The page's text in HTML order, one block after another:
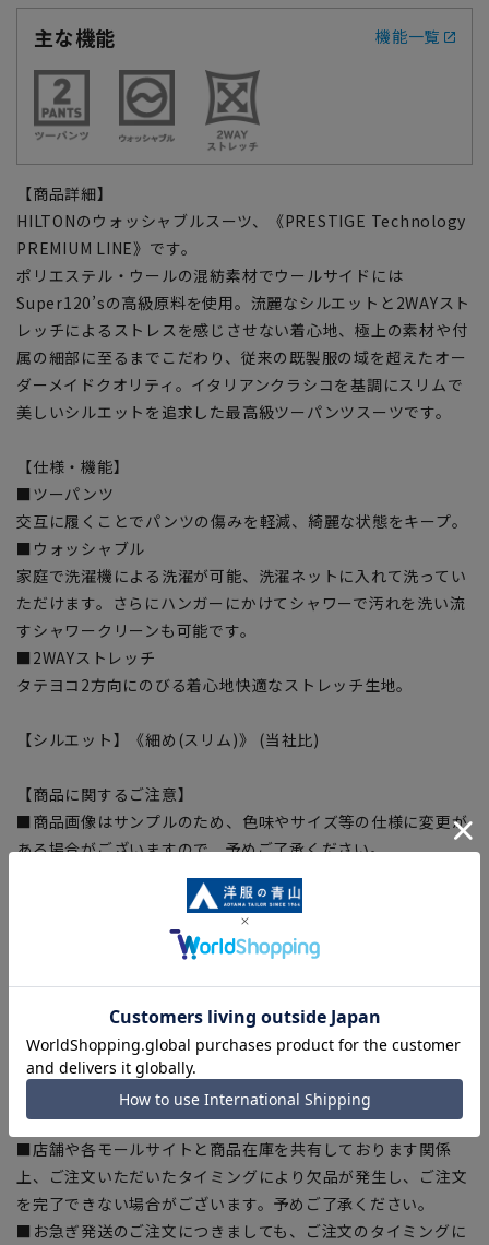
主な機能
機能一覧
【商品詳細】
HILTONのウォッシャブルスーツ、《PRESTIGE Technology
PREMIUM LINE》です。
ポリエステル・ウールの混紡素材でウールサイドには
Super120’sの高級原料を使用。流麗なシルエットと2WAYスト
レッチによるストレスを感じさせない着心地、極上の素材や付
属の細部に至るまでこだわり、従来の既製服の域を超えたオー
ダーメイドクオリティ。イタリアンクラシコを基調にスリムで
美しいシルエットを追求した最高級ツーパンツスーツです。
【仕様・機能】
■ツーパンツ
交互に履くことでパンツの傷みを軽減、綺麗な状態をキープ。
■ウォッシャブル
家庭で洗濯機による洗濯が可能、洗濯ネットに入れて洗ってい
ただけます。さらにハンガーにかけてシャワーで汚れを洗い流
すシャワークリーンも可能です。
■2WAYストレッチ
タテヨコ2方向にのびる着心地快適なストレッチ生地。
【シルエット】《細め(スリム)》 (当社比)
【商品に関するご注意】
■商品画像はサンプルのため、色味やサイズ等の仕様に変更が
ある場合がございますので、予めご了承ください。
■ゆとり感には個人差があります。サイズ表を確認の上、ご購
入の目安としてご利用ください。
■生地や仕様・デザインにより、着用感や実際のサイズ表に若
干の誤差が生じる場合がございます。予めご了承ください。
■サイズスペックは仕上がりサイズを記載しております。一
部、商品現物におすすめサイズ(ヌードサイズ)を記載している
商品もございます。
■ブラウザやお使いのモニター環境、また撮影時の室内外の光
加減により、実際の商品と掲載画像の色味が異なる場合がござ
います。
■店舗や各モールサイトと商品在庫を共有しております関係
上、ご注文いただいたタイミングにより欠品が発生し、ご注文
を完了できない場合がございます。予めご了承ください。
■お急ぎ発送のご注文につきましても、ご注文のタイミングに